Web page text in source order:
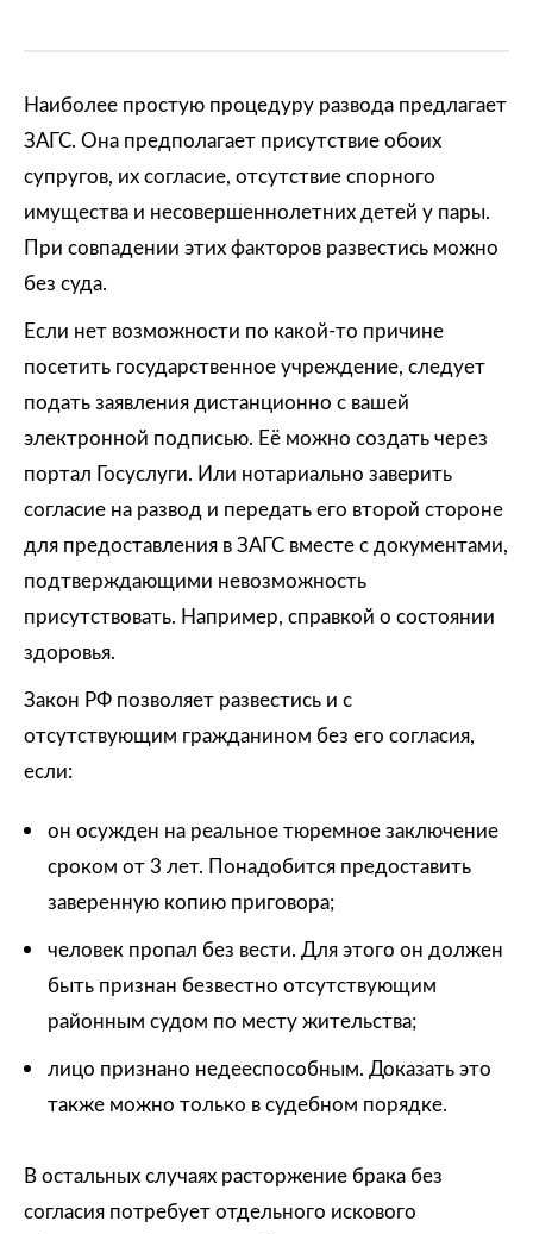
Наиболее простую процедуру развода предлагает
ЗАГС. Она предполагает присутствие обоих
супругов, их согласие, отсутствие спорного
имущества и несовершеннолетних детей у пары.
При совпадении этих факторов развестись можно
без суда.
Если нет возможности по какой-то причине
посетить государственное учреждение, следует
подать заявления дистанционно с вашей
электронной подписью. Её можно создать через
портал Госуслуги. Или нотариально заверить
согласие на развод и передать его второй стороне
для предоставления в ЗАГС вместе с документами,
подтверждающими невозможность
присутствовать. Например, справкой о состоянии
здоровья.
Закон РФ позволяет развестись и с
отсутствующим гражданином без его согласия,
если:
он осужден на реальное тюремное заключение
сроком от 3 лет. Понадобится предоставить
заверенную копию приговора;
человек пропал без вести. Для этого он должен
быть признан безвестно отсутствующим
районным судом по месту жительства;
лицо признано недееспособным. Доказать это
также можно только в судебном порядке.
В остальных случаях расторжение брака без
согласия потребует отдельного искового